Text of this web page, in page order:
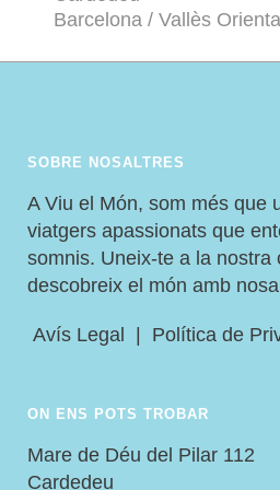
Barcelona / Vallès Oriental
SOBRE NOSALTRES
A Viu el Món, som més que
viatgers apassionats que
somnis. Uneix-te a la nostra
descobreix el món amb
Avís Legal Política de
ON ENS POTS TROBAR
Mare de Déu del Pilar 112
Cardedeu